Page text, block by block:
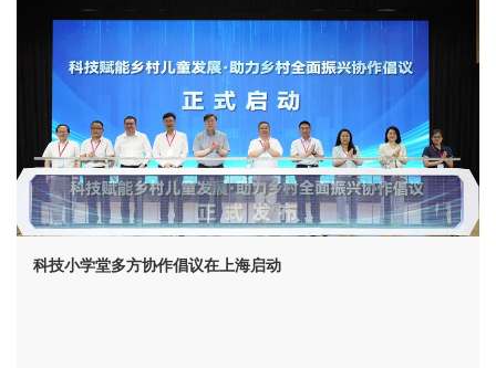
科技小学堂多方协作倡议在上海启动